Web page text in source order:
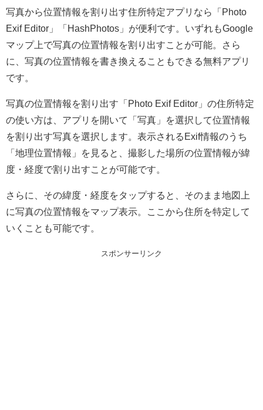
写真から位置情報を割り出す住所特定アプリなら「Photo
Exif Editor」「HashPhotos」が便利です。いずれもGoogle
マップ上で写真の位置情報を割り出すことが可能。さら
に、写真の位置情報を書き換えることもできる無料アプリ
です。
写真の位置情報を割り出す「Photo Exif Editor」の住所特定
の使い方は、アプリを開いて「写真」を選択して位置情報
を割り出す写真を選択します。表示されるExif情報のうち
「地理位置情報」を見ると、撮影した場所の位置情報が緯
度・経度で割り出すことが可能です。
さらに、その緯度・経度をタップすると、そのまま地図上
に写真の位置情報をマップ表示。ここから住所を特定して
いくことも可能です。
スポンサーリンク